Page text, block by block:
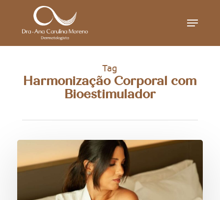
Menu
Tag
Harmonização Corporal com
Bioestimulador